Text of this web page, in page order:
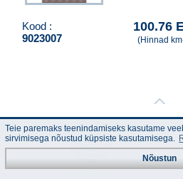
Kood :
9023007
100.76
(Hinnad
Teie paremaks teenindamiseks kasutame
sirvimisega nõustud küpsiste kasutamisega.
Nõustun